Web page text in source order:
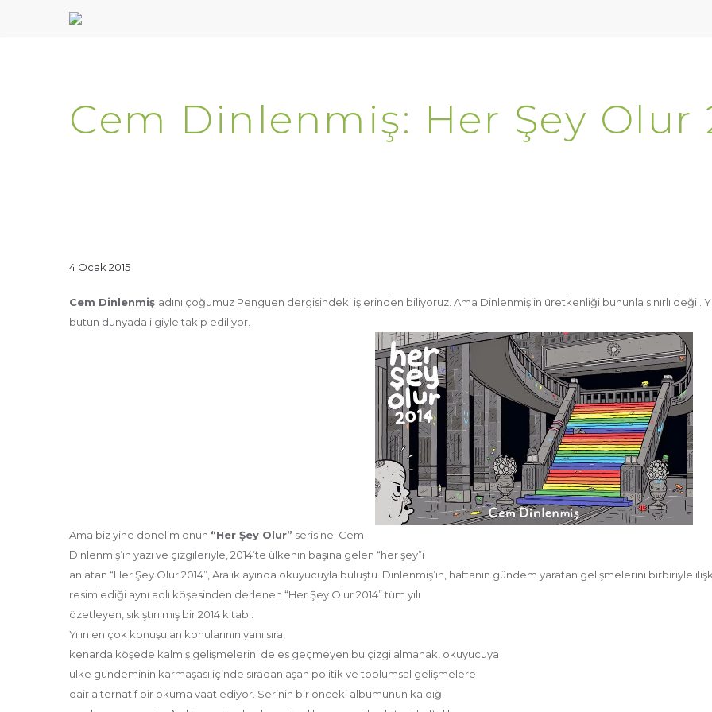
Cem Dinlenmiş: Her Şey Olur
4 Ocak 2015
Cem Dinlenmiş adını çoğumuz Penguen dergisindeki işlerinden biliyoruz. Ama Dinlenmiş’in üretkenliği bununla sınırlı değil.
bütün dünyada ilgiyle takip ediliyor.
Ama biz yine dönelim onun “Her Şey Olur” serisine. Cem
Dinlenmiş’in yazı ve çizgileriyle, 2014’te ülkenin başına gelen “her şey”i
anlatan “Her Şey Olur 2014”, Aralık ayında okuyucuyla buluştu. Dinlenmiş’in, haftanın gündem yaratan gelişmelerini birbiriyle
resimlediği aynı adlı köşesinden derlenen “Her Şey Olur 2014” tüm yılı
özetleyen, sıkıştırılmış bir 2014 kitabı.
Yılın en çok konuşulan konularının yanı sıra,
kenarda köşede kalmış gelişmelerini de es geçmeyen bu çizgi almanak, okuyucuya
ülke gündeminin karmaşası içinde sıradanlaşan politik ve toplumsal gelişmelere
dair alternatif bir okuma vaat ediyor. Serinin bir önceki albümünün kaldığı